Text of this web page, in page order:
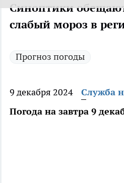
Синоптики
слабый мороз в
Прогноз погоды
9 декабря 2024
Служба
Погода на завтра 9